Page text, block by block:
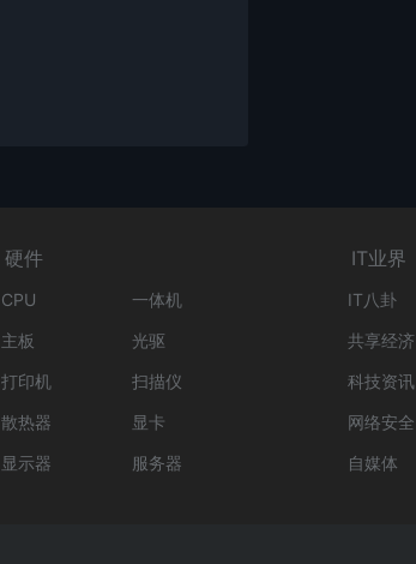
硬件
CPU
一体机
主板
光驱
打印机
扫描仪
散热器
显卡
显示器
服务器
IT业界
IT八卦
共享经济
科技资讯
网络安全
自媒体